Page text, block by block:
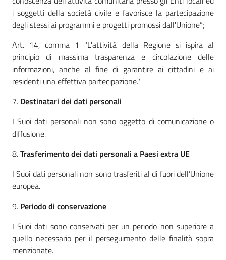
i soggetti della società civile e favorisce la partecipazione
degli stessi ai programmi e progetti promossi dall'Unione”;
Art. 14, comma 1 "L'attività della Regione si ispira al
principio di massima trasparenza e circolazione delle
informazioni, anche al fine di garantire ai cittadini e ai
residenti una effettiva partecipazione."
7. Destinatari dei dati personali
I Suoi dati personali non sono oggetto di comunicazione o
diffusione.
8.Trasferimento dei dati personali a Paesi extra UE
I Suoi dati personali non sono trasferiti al di fuori dell’Unione
europea.
9. Periodo di conservazione
I Suoi dati sono conservati per un periodo non superiore a
quello necessario per il perseguimento delle finalità sopra
menzionate.